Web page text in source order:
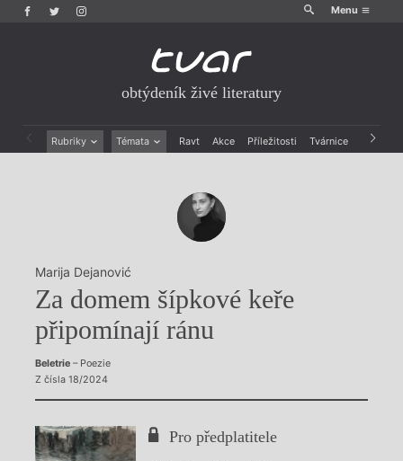
Menu
obtýdeník živé literatury
Rubriky Témata Ravt Akce Příležitosti Tvárnice Archiv
Výroční ceny
Marija Dejanović
Za domem šípkové keře
připomínají ránu
Beletrie– Poezie
Z čísla 18/2024
Pro předplatitele